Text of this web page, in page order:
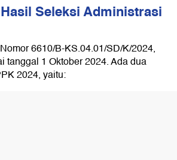
Seleksi Administrasi
6610/B-KS.04.01/SD/K/2024,
tanggal 1 Oktober 2024. Ada dua
2024, yaitu: